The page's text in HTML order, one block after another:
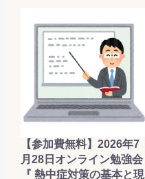
【参加費無料】2026年7
月28日オンライン勉強会
『 熱中症対策の基本と現